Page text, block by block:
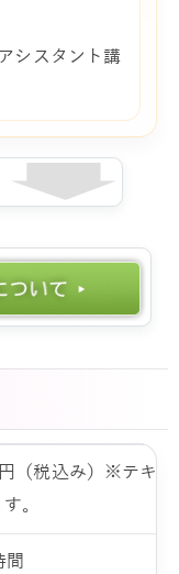
シスタント講
（税込み）※テキ
。
間